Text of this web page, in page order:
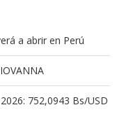
a abrir en Perú
752,0943 Bs/USD